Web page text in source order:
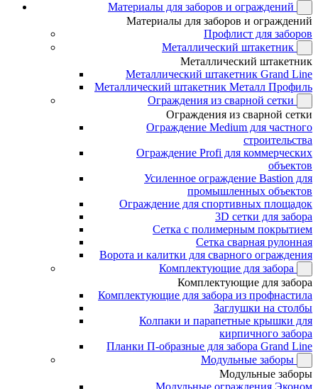
Материалы для заборов и ограждений
Материалы для заборов и ограждений
Профлист для заборов
Металлический штакетник
Металлический штакетник
Металлический штакетник Grand Line
Металлический штакетник Металл Профиль
Ограждения из сварной сетки
Ограждения из сварной сетки
Ограждение Medium для частного
строительства
Ограждение Profi для коммерческих
объектов
Усиленное ограждение Bastion для
промышленных объектов
Ограждение для спортивных площадок
3D сетки для забора
Сетка с полимерным покрытием
Сетка сварная рулонная
Ворота и калитки для сварного ограждения
Комплектующие для забора
Комплектующие для забора
Комплектующие для забора из профнастила
Заглушки на столбы
Колпаки и парапетные крышки для
кирпичного забора
Планки П-образные для забора Grand Line
Модульные заборы
Модульные заборы
Модульные ограждения Эконом